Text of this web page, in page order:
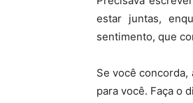
estar juntas,
sentimento, que
Se você concorda,
para você. Faça o